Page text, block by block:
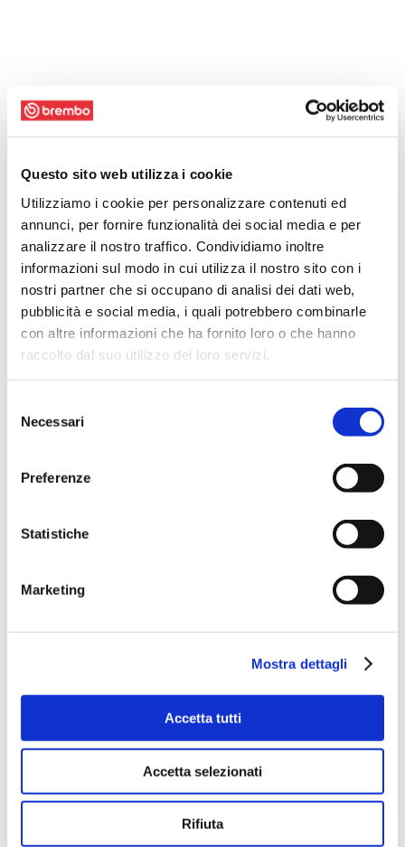
Questo sito web utilizza i cookie
Utilizziamo i cookie per personalizzare contenuti ed
annunci, per fornire funzionalità dei social media e per
analizzare il nostro traffico. Condividiamo inoltre
informazioni sul modo in cui utilizza il nostro sito con i
nostri partner che si occupano di analisi dei dati web,
pubblicità e social media, i quali potrebbero combinarle
con altre informazioni che ha fornito loro o che hanno
raccolto dal suo utilizzo dei loro servizi.
delNecessari
Preferenze
Statistiche
Marketing
Mostra dettagli
Accetta tutti
Accetta selezionati
Rifiuta